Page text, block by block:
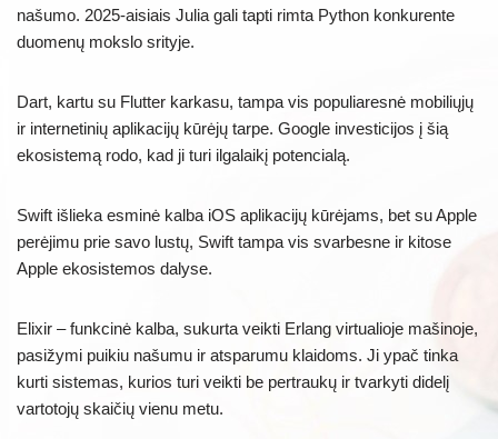
našumo. 2025-aisiais Julia gali tapti rimta Python konkurente
duomenų mokslo srityje.
Dart, kartu su Flutter karkasu, tampa vis populiaresnė mobiliųjų
ir internetinių aplikacijų kūrėjų tarpe. Google investicijos į šią
ekosistemą rodo, kad ji turi ilgalaikį potencialą.
Swift išlieka esminė kalba iOS aplikacijų kūrėjams, bet su Apple
perėjimu prie savo lustų, Swift tampa vis svarbesne ir kitose
Apple ekosistemos dalyse.
Elixir – funkcinė kalba, sukurta veikti Erlang virtualioje mašinoje,
pasižymi puikiu našumu ir atsparumu klaidoms. Ji ypač tinka
kurti sistemas, kurios turi veikti be pertraukų ir tvarkyti didelį
vartotojų skaičių vienu metu.